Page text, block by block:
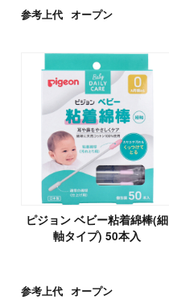
参考上代 オープン
ピジョン ベビー粘着綿棒(細
軸タイプ) 50本入
参考上代 オープン